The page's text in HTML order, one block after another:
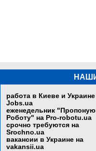
работа в Киеве и Украине
Jobs.ua
еженедельник "Пропоную
Роботу" на Pro-robotu.ua
срочно требуются на
Srochno.ua
вакансии в Украине на
vakansii.ua